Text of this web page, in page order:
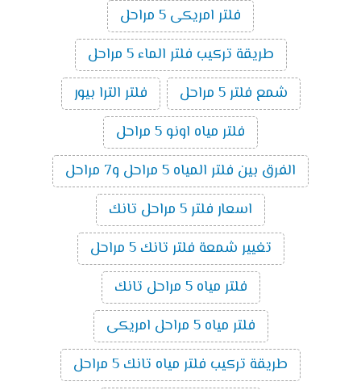
فلتر امريكى 5 مراحل
طريقة تركيب فلتر الماء 5 مراحل
شمع فلتر 5 مراحل
فلتر الترا بيور
فلتر مياه اونو 5 مراحل
الفرق بين فلتر المياه 5 مراحل و7 مراحل
اسعار فلتر 5 مراحل تانك
تغيير شمعة فلتر تانك 5 مراحل
فلتر مياه 5 مراحل تانك
فلتر مياه 5 مراحل امريكى
طريقة تركيب فلتر مياه تانك 5 مراحل